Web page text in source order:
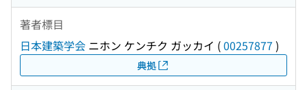
著者標目
日本建築学会 ニホン ケンチク ガッカイ (00257877 )
典拠